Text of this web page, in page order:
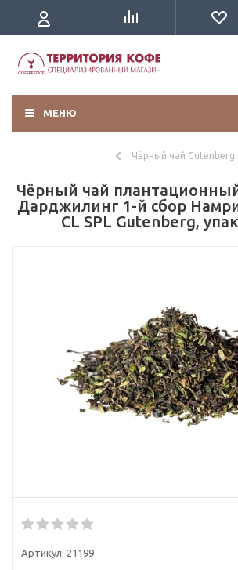
МЕНЮ
Чёрный чай Gutenberg
Чёрный чай
Дарджилинг 1-й сбор
CL SPL Gutenberg,
Артикул: 21199